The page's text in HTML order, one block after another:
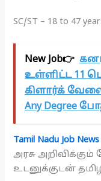
SC/ST – 18 to 47
New Job👉
உள்ளிட்ட 11
கிளார்க்
Any Degree
Tamil Nadu Job News
அரசு
உடனுக்குடன்